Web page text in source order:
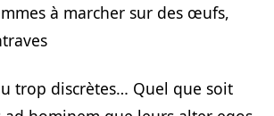
à marcher sur des œufs,
trop discrètes… Quel que soit